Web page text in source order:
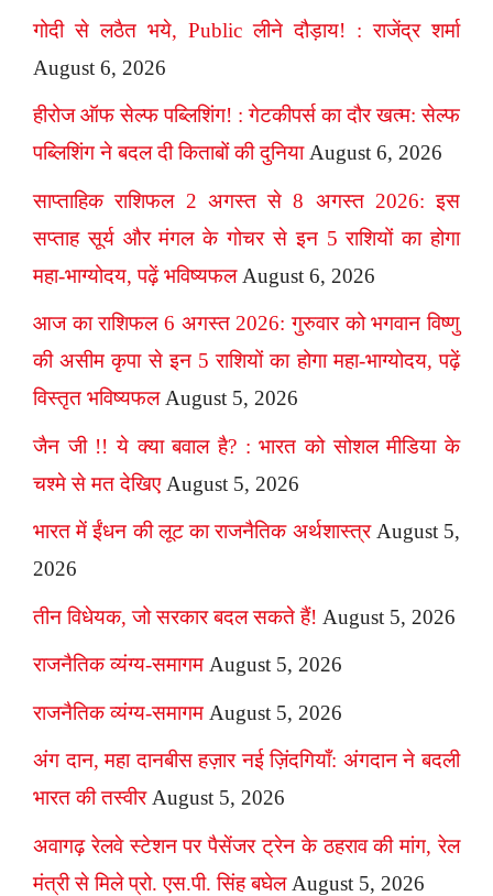
गोदी से लठैत भये, Public लीने दौड़ाय! : राजेंद्र शर्मा
August 6, 2026
हीरोज ऑफ सेल्फ पब्लिशिंग! : गेटकीपर्स का दौर खत्म: सेल्फ
पब्लिशिंग ने बदल दी किताबों की दुनिया August 6, 2026
साप्ताहिक राशिफल 2 अगस्त से 8 अगस्त 2026: इस
सप्ताह सूर्य और मंगल के गोचर से इन 5 राशियों का होगा
महा-भाग्योदय, पढ़ें भविष्यफल August 6, 2026
आज का राशिफल 6 अगस्त 2026: गुरुवार को भगवान विष्णु
की असीम कृपा से इन 5 राशियों का होगा महा-भाग्योदय, पढ़ें
विस्तृत भविष्यफल August 5, 2026
जैन जी !! ये क्या बवाल है? : भारत को सोशल मीडिया के
चश्मे से मत देखिए August 5, 2026
भारत में ईंधन की लूट का राजनैतिक अर्थशास्त्र August 5,
2026
तीन विधेयक, जो सरकार बदल सकते हैं! August 5, 2026
राजनैतिक व्यंग्य-समागम August 5, 2026
राजनैतिक व्यंग्य-समागम August 5, 2026
अंग दान, महा दानबीस हज़ार नई ज़िंदगियाँ: अंगदान ने बदली
भारत की तस्वीर August 5, 2026
अवागढ़ रेलवे स्टेशन पर पैसेंजर ट्रेन के ठहराव की मांग, रेल
मंत्री से मिले प्रो. एस.पी. सिंह बघेल August 5, 2026